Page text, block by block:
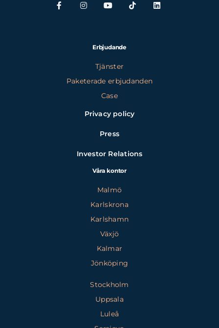
Erbjudande
Tjänster
Paketerade erbjudanden
Case
Privacy policy
Press
Investor Relations
Våra kontor
Malmö
Karlskrona
Karlshamn
Växjö
Kalmar
Jönköping
Stockholm
Uppsala
Luleå